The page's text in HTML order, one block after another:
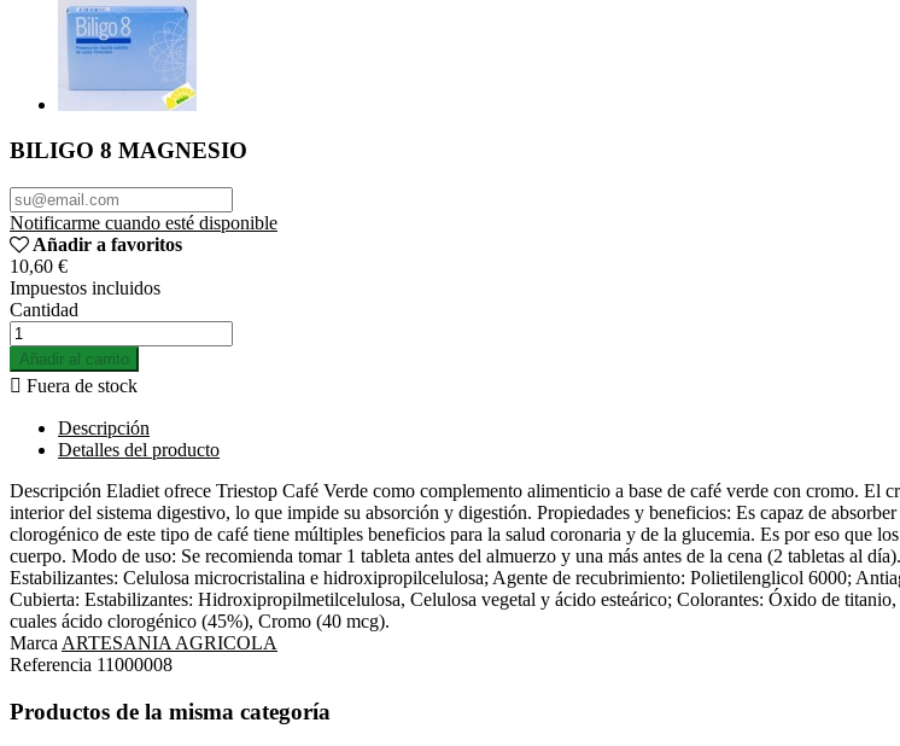
BILIGO 8 MAGNESIO
Notificarme cuando esté disponible
Añadir a favoritos
10,60 €
Impuestos incluidos
Cantidad
Añadir al carrito
 Fuera de stock
Descripción
Detalles del producto
Descripción Eladiet ofrece Triestop Café Verde como complemento alimenticio a base de café verde con cromo. El
interior del sistema digestivo, lo que impide su absorción y digestión. Propiedades y beneficios: Es capaz de
clorogénico de este tipo de café tiene múltiples beneficios para la salud coronaria y de la glucemia. Es por eso que
cuerpo. Modo de uso: Se recomienda tomar 1 tableta antes del almuerzo y una más antes de la cena (2 tabletas al
Estabilizantes: Celulosa microcristalina e hidroxipropilcelulosa; Agente de recubrimiento: Polietilenglicol 6000;
Cubierta: Estabilizantes: Hidroxipropilmetilcelulosa, Celulosa vegetal y ácido esteárico; Colorantes: Óxido de
cuales ácido clorogénico (45%), Cromo (40 mcg).
Marca ARTESANIA AGRICOLA
Referencia 11000008
Productos de la misma categoría